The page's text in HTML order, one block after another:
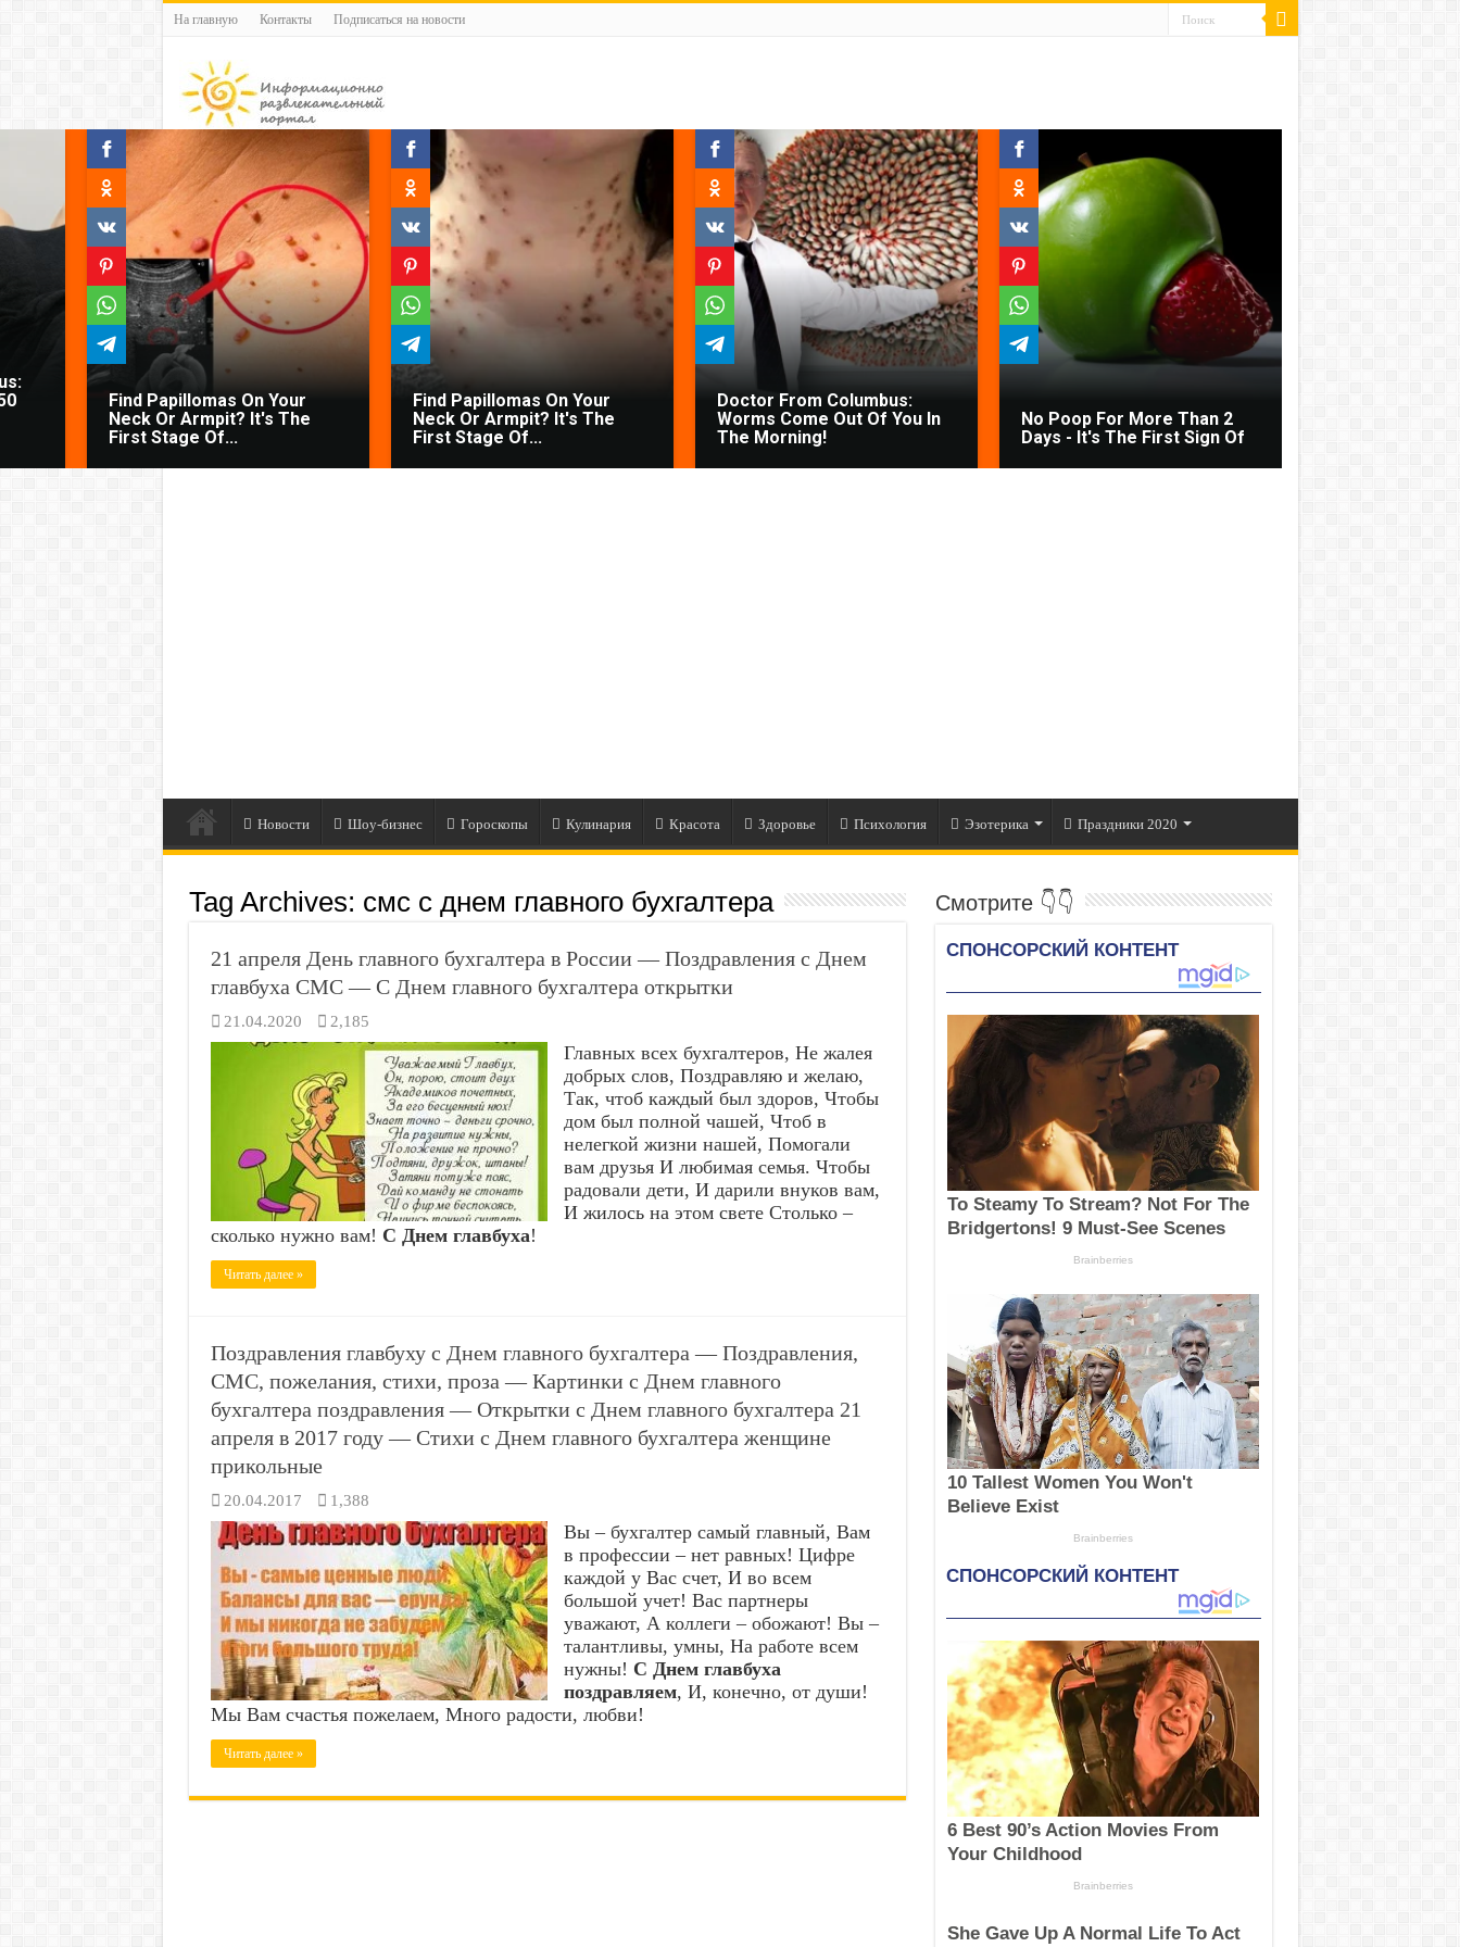
На главную Контакты Подписаться на новости
Find Papillomas On Your
Neck Or Armpit? It's The
First Stage Of...
Find Papillomas On Your
Neck Or Armpit? It's The
First Stage Of...
Doctor From Columbus:
Worms Come Out Of You In
The Morning!
No Poop For More Than 2
Days - It's The First Sign Of
Новости Шоу-бизнес Гороскопы Кулинария Красота Здоровье Психология Эзотерика Праздники 2020
Tag Archives: смс с днем главного бухгалтера
21 апреля День главного бухгалтера в России — Поздравления с Днем
главбуха СМС — С Днем главного бухгалтера открытки
21.04.2020 2,185
Главных всех бухгалтеров, Не жалея
добрых слов, Поздравляю и желаю,
Так, чтоб каждый был здоров, Чтобы
дом был полной чашей, Чтоб в
нелегкой жизни нашей, Помогали
вам друзья И любимая семья. Чтобы
радовали дети, И дарили внуков вам,
И жилось на этом свете Столько –
сколько нужно вам! С Днем главбуха!
Читать далее »
Поздравления главбуху с Днем главного бухгалтера — Поздравления,
СМС, пожелания, стихи, проза — Картинки с Днем главного
бухгалтера поздравления — Открытки с Днем главного бухгалтера 21
апреля в 2017 году — Стихи с Днем главного бухгалтера женщине
прикольные
20.04.2017 1,388
Вы – бухгалтер самый главный, Вам
в профессии – нет равных! Цифре
каждой у Вас счет, И во всем
большой учет! Вас партнеры
уважают, А коллеги – обожают! Вы –
талантливы, умны, На работе всем
нужны! С Днем главбуха
поздравляем, И, конечно, от души!
Мы Вам счастья пожелаем, Много радости, любви!
Читать далее »
Смотрите 👇👇